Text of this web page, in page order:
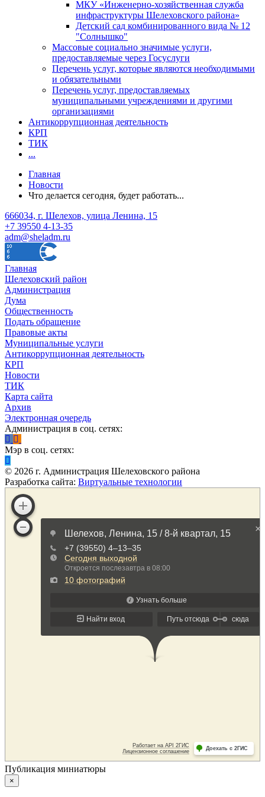
МКУ «Инженерно-хозяйственная служба
инфраструктуры Шелеховского района»
Детский сад комбинированного вида № 12
"Солнышко"
Массовые социально значимые услуги,
предоставляемые через Госуслуги
Перечень услуг, которые являются необходимыми
и обязательными
Перечень услуг, предоставляемых
муниципальными учреждениями и другими
организациями
Антикоррупционная деятельность
КРП
ТИК
...
Главная
Новости
Что делается сегодня, будет работать...
666034, г. Шелехов, улица Ленина, 15
+7 39550 4-13-35
adm@sheladm.ru
Главная
Шелеховский район
Администрация
Дума
Общественность
Подать обращение
Правовые акты
Муниципальные услуги
Антикоррупционная деятельность
КРП
Новости
ТИК
Карта сайта
Архив
Электронная очередь
Администрация в соц. сетях:
Мэр в соц. сетях:
© 2026 г. Администрация Шелеховского района
Разработка сайта: Виртуальные технологии
Публикация миниатюры
×